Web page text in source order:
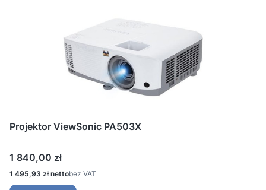
Projektor ViewSonic PA503X
Cena
1 840,00 zł
Cena
1 495,93 zł bez VAT